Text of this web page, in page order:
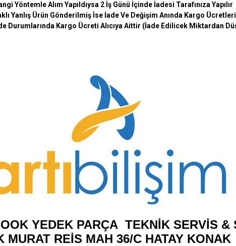
Yöntemle Alım Yapıldıysa 2 İş Günü İçinde İadesi Tarafınıza Yapılır
Yanlış Ürün Gönderilmiş İse İade Ve Değişim Anında Kargo
Durumlarında Kargo Ücreti Alıcıya Aittir (İade Edilicek Miktardan
YEDEK PARÇA TEKNİK SERVİS &
MURAT REİS MAH 36/C HATAY